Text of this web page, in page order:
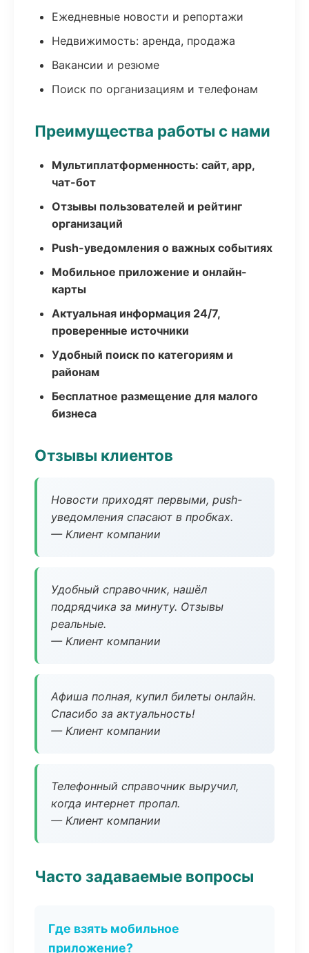
Ежедневные новости и репортажи
Недвижимость: аренда, продажа
Вакансии и резюме
Поиск по организациям и телефонам
Преимущества работы с нами
Мультиплатформенность: сайт, app,
чат-бот
Отзывы пользователей и рейтинг
организаций
Push-уведомления о важных событиях
Мобильное приложение и онлайн-
карты
Актуальная информация 24/7,
проверенные источники
Удобный поиск по категориям и
районам
Бесплатное размещение для малого
бизнеса
Отзывы клиентов
Новости приходят первыми, push-
уведомления спасают в пробках.
— Клиент компании
Удобный справочник, нашёл
подрядчика за минуту. Отзывы
реальные.
— Клиент компании
Афиша полная, купил билеты онлайн.
Спасибо за актуальность!
— Клиент компании
Телефонный справочник выручил,
когда интернет пропал.
— Клиент компании
Часто задаваемые вопросы
Где взять мобильное
приложение?